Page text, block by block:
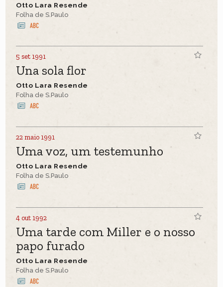
Otto Lara Resende
Folha de S.Paulo
5 set 1991
Una sola flor
Otto Lara Resende
Folha de S.Paulo
22 maio 1991
Uma voz, um testemunho
Otto Lara Resende
Folha de S.Paulo
4 out 1992
Uma tarde com Miller e o nosso
papo furado
Otto Lara Resende
Folha de S.Paulo